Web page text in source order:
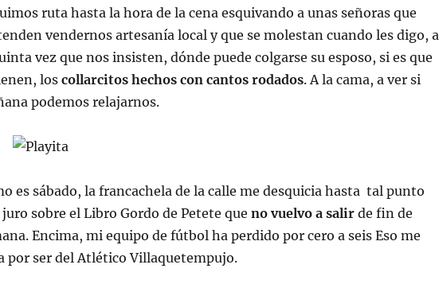
ruta hasta la hora de la cena esquivando a unas señoras que
vendernos artesanía local y que se molestan cuando les digo, a
vez que nos insisten, dónde puede colgarse su esposo, si es que
loscollarcitos hechos con cantos rodados. A la cama, a ver si
podemos relajarnos.
es sábado, la francachela de la calle me desquicia hasta tal punto
juro sobre el Libro Gordo de Petete que no vuelvo a salirde fin de
Encima, mi equipo de fútbol ha perdido por cero a seis Eso me
por ser del Atlético Villaquetempujo.